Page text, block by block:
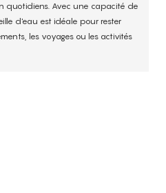
quotidiens. Avec une capacité de
d'eau est idéale pour rester
les voyages ou les activités